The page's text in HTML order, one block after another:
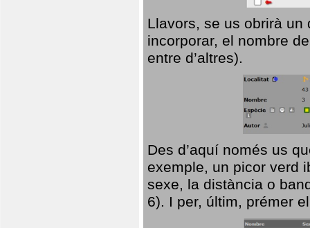
Llavors, se us obrirà
incorporar, el nombre
entre d’altres).
Des d’aquí només us
exemple, un picor verd
sexe, la distància o
6). I per, últim, prémer